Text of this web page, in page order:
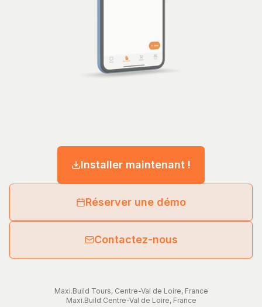
Installer maintenant !
Réserver une démo
Contactez-nous
Maxi.Build Tours, Centre-Val de Loire, France
Maxi.Build Centre-Val de Loire, France